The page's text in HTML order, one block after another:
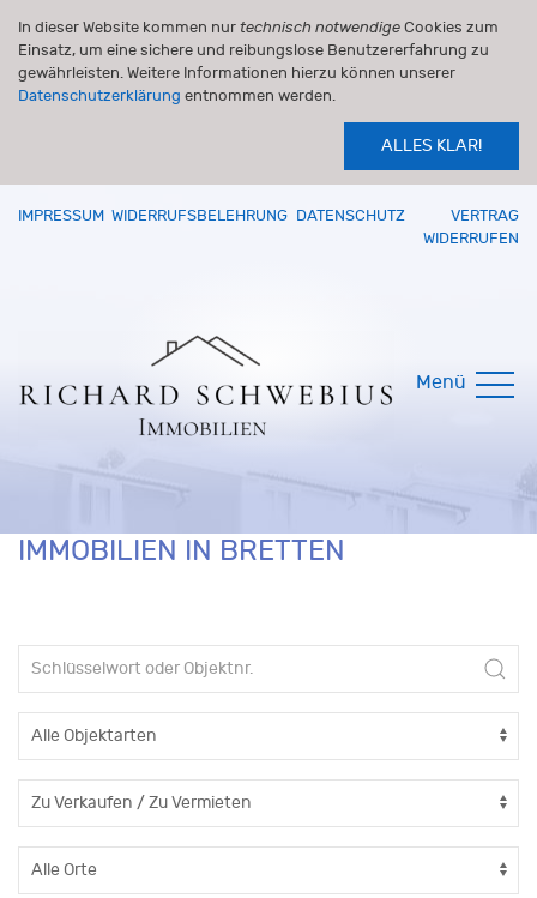
In dieser Website kommen nur technisch notwendige Cookies zum
Einsatz, um eine sichere und reibungslose Benutzererfahrung zu
gewährleisten. Weitere Informationen hierzu können unserer
Datenschutzerklärung entnommen werden.
ALLES KLAR!
IMPRESSUM WIDERRUFSBELEHRUNG DATENSCHUTZ
VERTRAG
WIDERRUFEN
Menü
IMMOBILIEN IN BRETTEN